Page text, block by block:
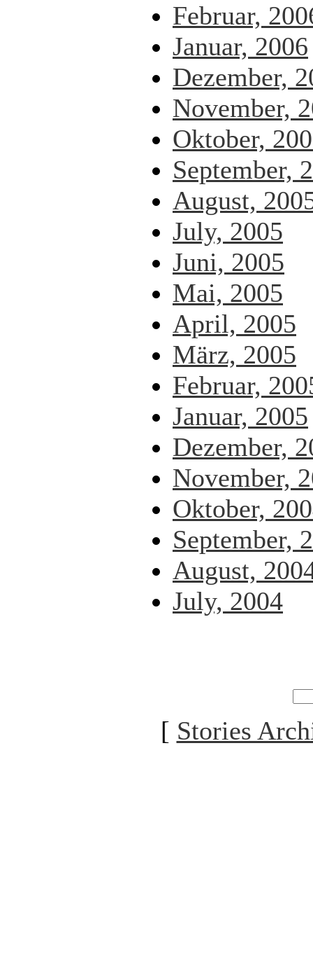
Februar,
Januar, 2006
Dezember,
November,
Oktober,
September,
August,
July, 2005
Juni, 2005
Mai, 2005
April, 2005
März, 2005
Februar,
Januar, 2005
Dezember,
November,
Oktober,
September,
August,
July, 2004
[ Stories